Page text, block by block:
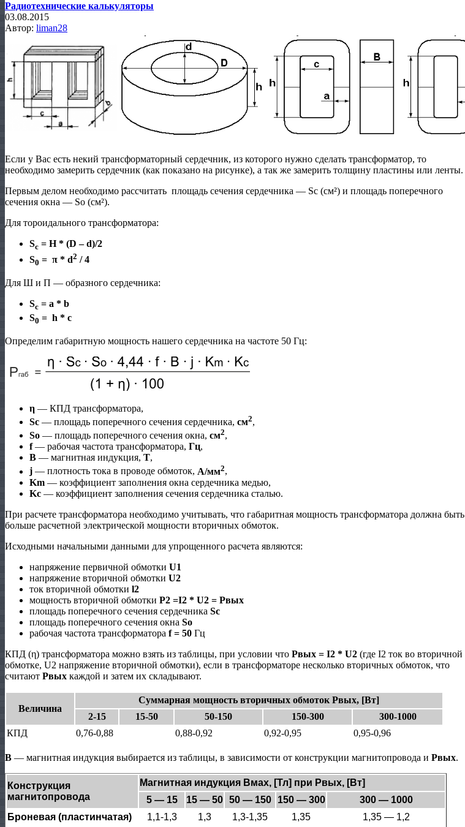
Радиотехнические калькуляторы
03.08.2015
Автор: liman28
Если у Вас есть некий трансформаторный сердечник, из которого нужно сделать трансформатор, то
необходимо замерить сердечник (как показано на рисунке), а так же замерить толщину пластины или ленты.
Первым делом необходимо рассчитать площадь сечения сердечника — Sc (см²) и площадь поперечного
сечения окна — Sо (см²).
Для тороидального трансформатора:
Sc = H * (D – d)/2
S0 = π * d2 / 4
Для Ш и П — образного сердечника:
Sc = а * b
S0 = h * c
Определим габаритную мощность нашего сердечника на частоте 50 Гц:
η — КПД трансформатора,
Sc — площадь поперечного сечения сердечника, см2,
So — площадь поперечного сечения окна, см2,
f— рабочая частота трансформатора, Гц,
B — магнитная индукция, T,
j — плотность тока в проводе обмоток, A/мм2,
Km — коэффициент заполнения окна сердечника медью,
Kc — коэффициент заполнения сечения сердечника сталью.
При расчете трансформатора необходимо учитывать, что габаритная мощность трансформатора должна быть
больше расчетной электрической мощности вторичных обмоток.
Исходными начальными данными для упрощенного расчета являются:
напряжение первичной обмотки U1
напряжение вторичной обмотки U2
ток вторичной обмотки l2
мощность вторичной обмотки Р2 =I2 * U2 = Рвых
площадь поперечного сечения сердечника Sc
площадь поперечного сечения окна So
рабочая частота трансформатора f = 50 Гц
КПД (η) трансформатора можно взять из таблицы, при условии что Рвых = I2 * U2 (где I2 ток во вторичной
обмотке, U2 напряжение вторичной обмотки), если в трансформаторе несколько вторичных обмоток, что
считают Pвых каждой и затем их складывают.
Величина
Суммарная мощность вторичных обмоток Рвых, [Вт]
2-15
15-50 50-150 150-300
300-1000
КПД
0,76-0,88 0,88-0,92 0,92-0,95 0,95-0,96
B — магнитная индукция выбирается из таблицы, в зависимости от конструкции магнитопровода и Pвых.
Конструкция
магнитопровода
Магнитная индукция Вмах, [Тл] при Рвых, [Вт]
5 — 15
15 — 50 50 — 150 150 — 300
300 — 1000
Броневая (пластинчатая)
1,1-1,3 1,3 1,3-1,35 1,35
1,35 — 1,2